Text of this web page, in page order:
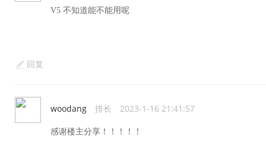
V5 不知道能不能用呢
回复
woodang 排长 2023-1-16 21:41:57
感谢楼主分享！！！！！